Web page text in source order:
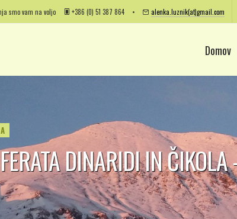
smo vam na voljo +386 (0) 51 387 864 • alenka.luznik(at)gmail.com
Domov
DINARIDI IN